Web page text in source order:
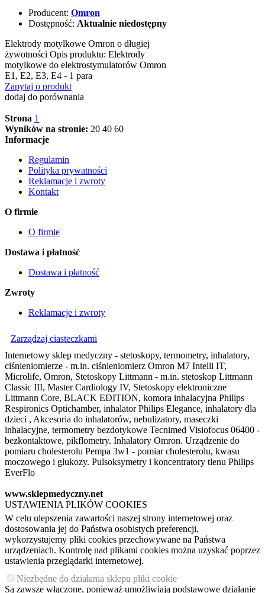
Producent: Omron
Dostępność: Aktualnie niedostępny
Elektrody motylkowe Omron o długiej
żywotności Opis produktu: Elektrody
motylkowe do elektrostymulatorów Omron
E1, E2, E3, E4 - 1 para
Zapytaj o produkt
dodaj do porównania
Strona 1
Wyników na stronie: 20 40 60
Informacje
Regulamin
Polityka prywatności
Reklamacje i zwroty
Kontakt
O firmie
O firmie
Dostawa i płatność
Dostawa i płatność
Zwroty
Reklamacje i zwroty
Zarządzaj ciasteczkami
Internetowy sklep medyczny - stetoskopy, termometry, inhalatory,
ciśnieniomierze - m.in. ciśnieniomierz Omron M7 Intelli IT,
Microlife, Omron, Stetoskopy Littmann - m.in. stetoskop Littmann
Classic III, Master Cardiology IV, Stetoskopy elektroniczne
Littmann Core, BLACK EDITION, komora inhalacyjna Philips
Respironics Optichamber, inhalator Philips Elegance, inhalatory dla
dzieci , Akcesoria do inhalatorów, nebulizatory, maseczki
inhalacyjne, termometry bezdotykowe Tecnimed Visiofocus 06400 -
bezkontaktowe, pikflometry. Inhalatory Omron. Urządzenie do
pomiaru cholesterolu Pempa 3w1 - pomiar cholesterolu, kwasu
moczowego i glukozy. Pulsoksymetry i koncentratory tlenu Philips
EverFlo
www.sklepmedyczny.net
USTAWIENIA PLIKÓW COOKIES
W celu ulepszenia zawartości naszej strony internetowej oraz
dostosowania jej do Państwa osobistych preferencji,
wykorzystujemy pliki cookies przechowywane na Państwa
urządzeniach. Kontrolę nad plikami cookies można uzyskać poprzez
ustawienia przeglądarki internetowej.
Niezbędne do działania sklepu pliki cookie
Są zawsze włączone, ponieważ umożliwiają podstawowe działanie